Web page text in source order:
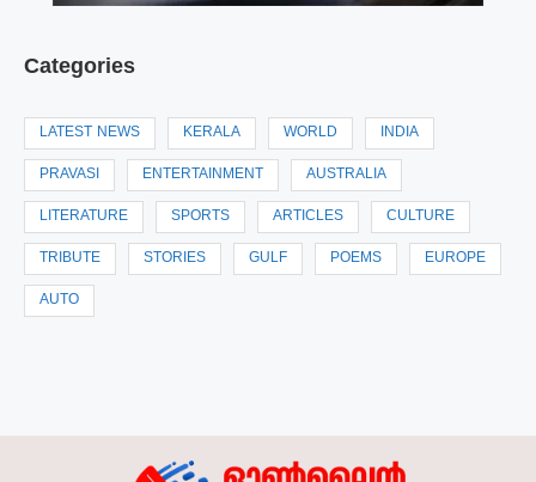
Categories
LATEST NEWS KERALA WORLD INDIA
PRAVASI ENTERTAINMENT AUSTRALIA
LITERATURE SPORTS ARTICLES CULTURE
TRIBUTE STORIES GULF POEMS EUROPE
AUTO